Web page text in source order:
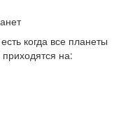
когда все планеты
на: